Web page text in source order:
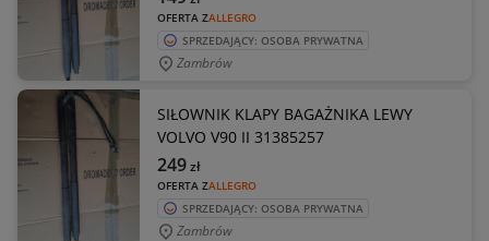
OFERTA ZALLEGRO
SPRZEDAJĄCY: OSOBA PRYWATNA
Zambrów
SIŁOWNIK KLAPY BAGAŻNIKA LEWY
VOLVO V90 II 31385257
OFERTA ZALLEGRO
249zł
SPRZEDAJĄCY: OSOBA PRYWATNA
Zambrów